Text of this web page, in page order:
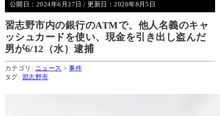
公開日： 2024年6月27日 / 更新日：2026年8月5日
習志野市内の銀行のATMで、他人名義のキャ
ッシュカードを使い、現金を引き出し盗んだ
男が6/12（水）逮捕
カテゴリ: ニュース >事件
タグ: 習志野市